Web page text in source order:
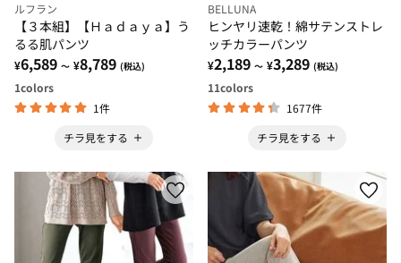
ルフラン
【３本組】【Ｈａｄａｙａ】う
るる肌パンツ
¥6,589 ～ ¥8,789 (税込)
1colors
1件
チラ見をする
BELLUNA
ヒンヤリ速乾！綿サテンストレ
ッチカラーパンツ
¥2,189 ～ ¥3,289 (税込)
11colors
1677件
チラ見をする